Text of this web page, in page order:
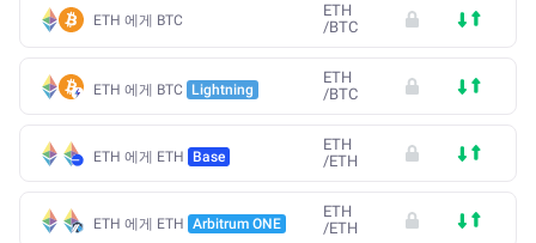
ETH 에게 BTC
ETH
/BTC
ETH 에게 BTC Lightning
ETH
/BTC
ETH 에게 ETH Base
ETH
/ETH
ETH 에게 ETH Arbitrum ONE
ETH
/ETH